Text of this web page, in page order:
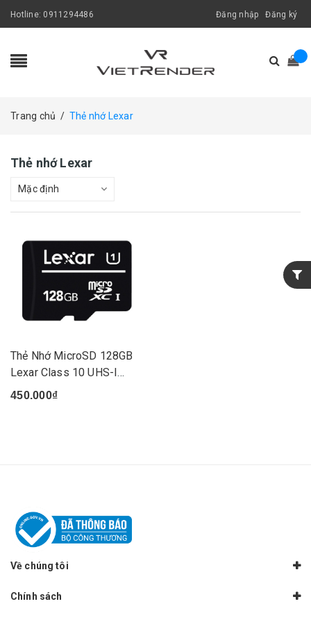
Hotline: 0911294486 Đăng nhập Đăng ký
Trang chủ / Thẻ nhớ Lexar
Thẻ nhớ Lexar
Thẻ Nhớ MicroSD 128GB
Lexar Class 10 UHS-I
80Mb/s
450.000₫
Về chúng tôi
Chính sách